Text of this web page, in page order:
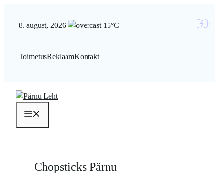
8. august, 2026 15°C
ToimetusReklaamKontakt
Chopsticks Pärnu